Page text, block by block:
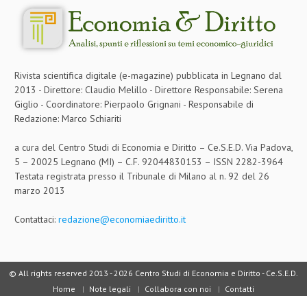
Rivista scientifica digitale (e-magazine) pubblicata in Legnano dal
2013 - Direttore: Claudio Melillo - Direttore Responsabile: Serena
Giglio - Coordinatore: Pierpaolo Grignani - Responsabile di
Redazione: Marco Schiariti
a cura del Centro Studi di Economia e Diritto – Ce.S.E.D. Via Padova,
5 – 20025 Legnano (MI) – C.F. 92044830153 – ISSN 2282-3964
Testata registrata presso il Tribunale di Milano al n. 92 del 26
marzo 2013
Contattaci: redazione@economiaediritto.it
© All rights reserved 2013 -2026 Centro Studi di Economia e Diritto - Ce.S.E.D.
Home
Note legali Collabora con noi Contatti